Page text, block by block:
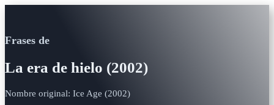
Frases de
La era de hielo (2002)
Nombre original: Ice Age (2002)